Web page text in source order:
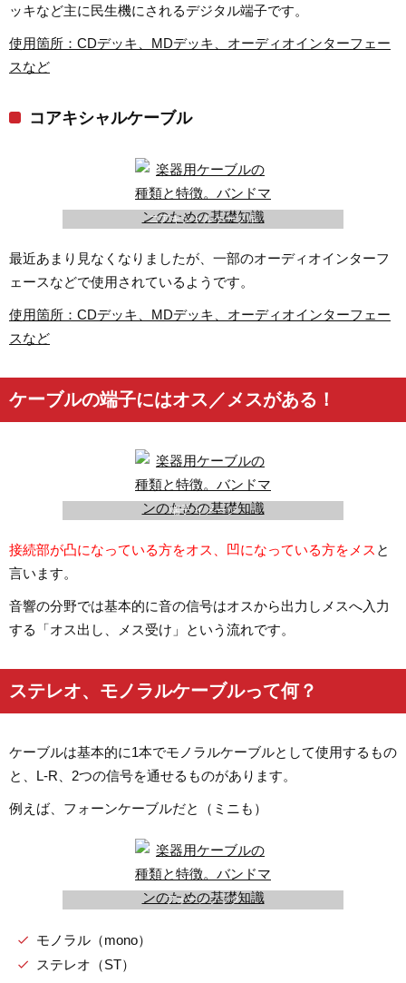
ッキなど主に民生機にされるデジタル端子です。
使用箇所：CDデッキ、MDデッキ、オーディオインターフェー
スなど
コアキシャルケーブル
コアキシャルケーブル
最近あまり見なくなりましたが、一部のオーディオインターフ
ェースなどで使用されているようです。
使用箇所：CDデッキ、MDデッキ、オーディオインターフェー
スなど
ケーブルの端子にはオス／メスがある！
端子 イメージ
接続部が凸になっている方をオス、凹になっている方をメス と
言います。
音響の分野では基本的に音の信号はオスから出力しメスへ入力
する「オス出し、メス受け」という流れです。
ステレオ、モノラルケーブルって何？
ケーブルは基本的に1本でモノラルケーブルとして使用するもの
と、L-R、2つの信号を通せるものがあります。
例えば、フォーンケーブルだと（ミニも）
フォーンプラグ
モノラル（mono）
ステレオ（ST）